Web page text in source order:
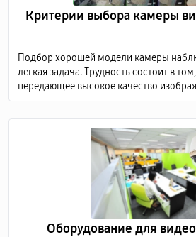
Критерии выбора камеры
Подбор хорошей модели камеры
легкая задача. Трудность состоит в
передающее высокое качество
высокую стоимость, а дешевые
Оборудование для